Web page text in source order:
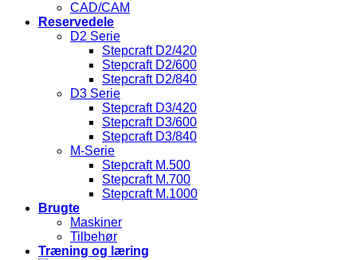
CAD/CAM
Reservedele
D2 Serie
Stepcraft D2/420
Stepcraft D2/600
Stepcraft D2/840
D3 Serie
Stepcraft D3/420
Stepcraft D3/600
Stepcraft D3/840
M-Serie
Stepcraft M.500
Stepcraft M.700
Stepcraft M.1000
Brugte
Maskiner
Tilbehør
Træning og læring